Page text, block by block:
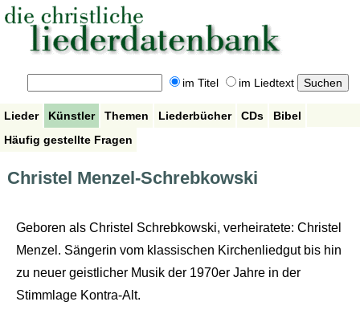
im Titel im Liedtext
Lieder Künstler Themen Liederbücher CDs
Bibel
Häufig gestellte Fragen
Christel Menzel-Schrebkowski
Geboren als Christel Schrebkowski, verheiratete: Christel
Menzel. Sängerin vom klassischen Kirchenliedgut bis hin
zu neuer geistlicher Musik der 1970er Jahre in der
Stimmlage Kontra-Alt.